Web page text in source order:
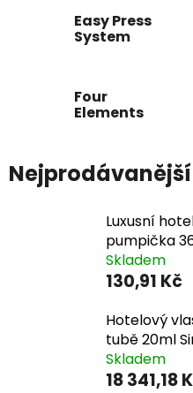
Easy Press
System
Four
Elements
Nejprodávanější
Luxusní
pumpička
Skladem
130,91 Kč
Hotelový
tubě 20ml
Skladem
18 341,18